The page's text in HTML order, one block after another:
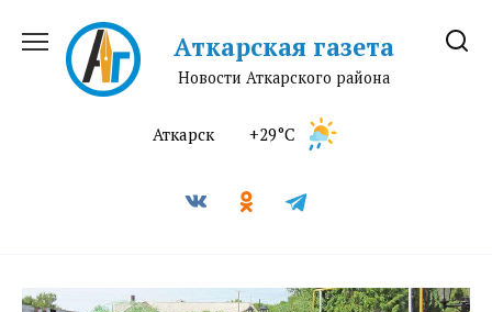
содержанию
Аткарская газета
Новости Аткарского района
Аткарск +29°C